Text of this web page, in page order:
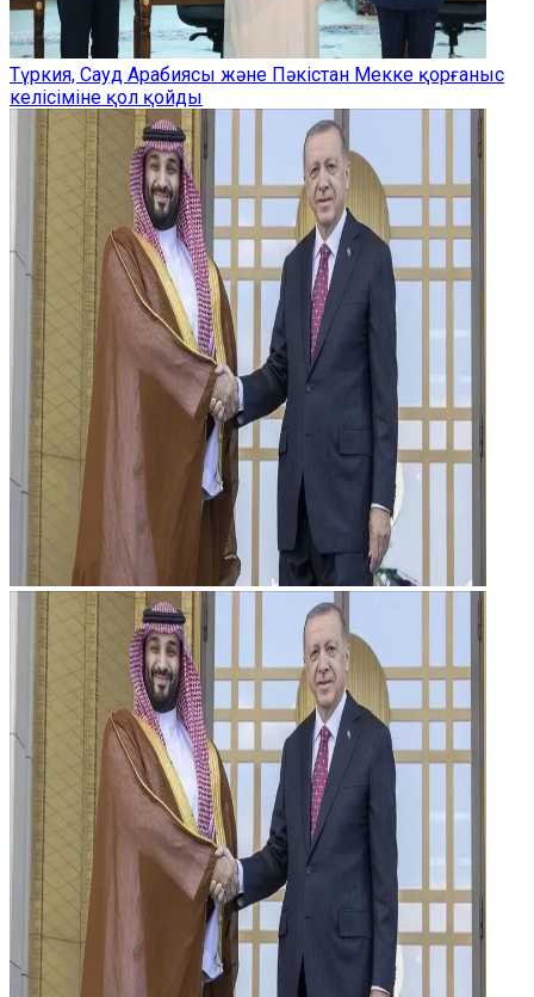
Түркия, Сауд Арабиясы және Пәкістан Мекке қорғаныс
келісіміне қол қойды